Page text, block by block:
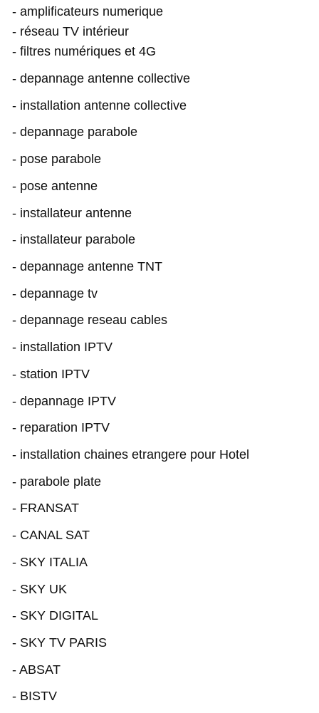
- amplificateurs numerique
- réseau TV intérieur
- filtres numériques et 4G
- depannage antenne collective
- installation antenne collective
- depannage parabole
- pose parabole
- pose antenne
- installateur antenne
- installateur parabole
- depannage antenne TNT
- depannage tv
- depannage reseau cables
- installation IPTV
- station IPTV
- depannage IPTV
- reparation IPTV
- installation chaines etrangere pour Hotel
- parabole plate
- FRANSAT
- CANAL SAT
- SKY ITALIA
- SKY UK
- SKY DIGITAL
- SKY TV PARIS
- ABSAT
- BISTV